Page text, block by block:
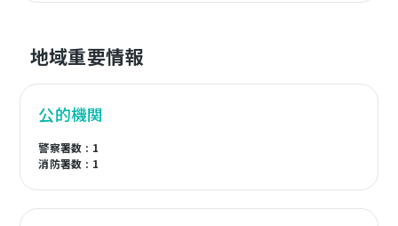
地域重要情報
公的機関
警察署数 : 1
消防署数 : 1